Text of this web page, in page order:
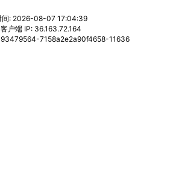
间: 2026-08-07 17:04:39
客户端 IP: 36.163.72.164
7158a2e2a90f4658-11636